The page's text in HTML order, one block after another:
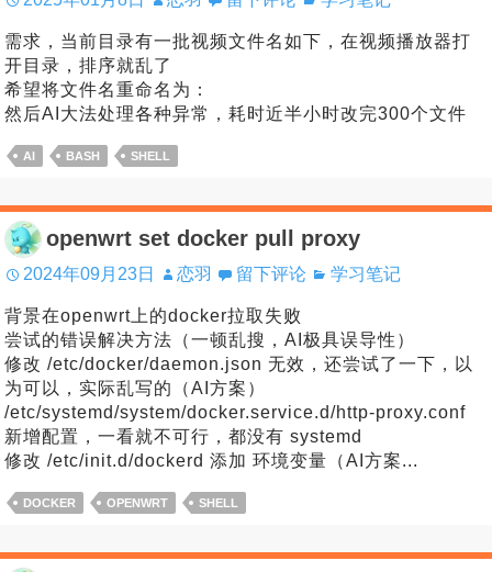
需求，当前目录有一批视频文件名如下，在视频播放器打
开目录，排序就乱了
希望将文件名重命名为：
然后AI大法处理各种异常，耗时近半小时改完300个文件
AI BASH SHELL
openwrt set docker pull proxy
2024年09月23日 恋羽 留下评论 学习笔记
背景在openwrt上的docker拉取失败
尝试的错误解决方法（一顿乱搜，AI极具误导性）
修改 /etc/docker/daemon.json 无效，还尝试了一下，以
为可以，实际乱写的（AI方案）
/etc/systemd/system/docker.service.d/http-proxy.conf
新增配置，一看就不可行，都没有 systemd
修改 /etc/init.d/dockerd 添加 环境变量（AI方案...
DOCKER OPENWRT SHELL